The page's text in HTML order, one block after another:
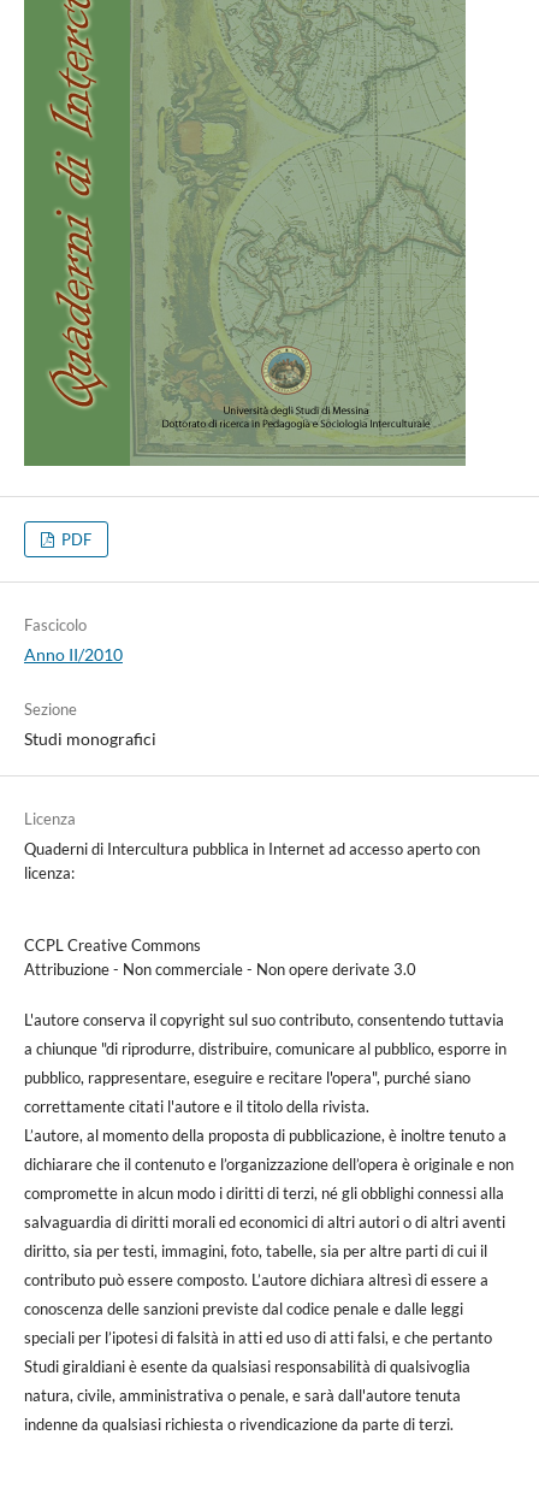
PDF
Fascicolo
Anno II/2010
Sezione
Studi monografici
Licenza
Quaderni di Intercultura pubblica in Internet ad accesso aperto con
licenza:
CCPL Creative Commons
Attribuzione - Non commerciale - Non opere derivate 3.0
L'autore conserva il copyright sul suo contributo, consentendo tuttavia
a chiunque "di riprodurre, distribuire, comunicare al pubblico, esporre in
pubblico, rappresentare, eseguire e recitare l'opera", purché siano
correttamente citati l'autore e il titolo della rivista.
L’autore, al momento della proposta di pubblicazione, è inoltre tenuto a
dichiarare che il contenuto e l’organizzazione dell’opera è originale e non
compromette in alcun modo i diritti di terzi, né gli obblighi connessi alla
salvaguardia di diritti morali ed economici di altri autori o di altri aventi
diritto, sia per testi, immagini, foto, tabelle, sia per altre parti di cui il
contributo può essere composto. L’autore dichiara altresì di essere a
conoscenza delle sanzioni previste dal codice penale e dalle leggi
speciali per l’ipotesi di falsità in atti ed uso di atti falsi, e che pertanto
Studi giraldiani è esente da qualsiasi responsabilità di qualsivoglia
natura, civile, amministrativa o penale, e sarà dall'autore tenuta
indenne da qualsiasi richiesta o rivendicazione da parte di terzi.